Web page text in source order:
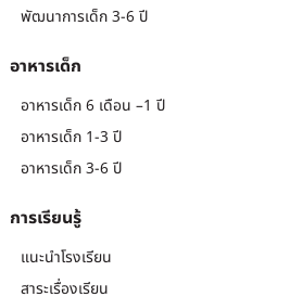
พัฒนาการเด็ก 3-6 ปี
อาหารเด็ก
อาหารเด็ก 6 เดือน –1 ปี
อาหารเด็ก 1-3 ปี
อาหารเด็ก 3-6 ปี
การเรียนรู้
แนะนำโรงเรียน
สาระเรื่องเรียน